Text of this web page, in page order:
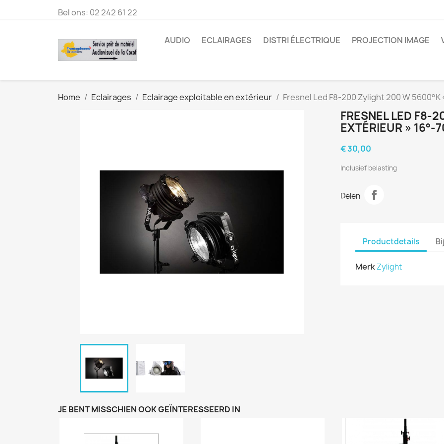
Bel ons: 02 242 61 22
AUDIO ECLAIRAGES DISTRI ÉLECTRIQUE PROJECTION IMAGE
Home Eclairages Eclairage exploitable en extérieur Fresnel Led F8-200 Zylight 200 W 5600°K
FRESNEL LED F8-
EXTÉRIEUR » 16°-
€ 30,00
Inclusief belasting
Delen
Productdetails
MerkZylight
JE BENT MISSCHIEN OOK GEÏNTERESSEERD IN